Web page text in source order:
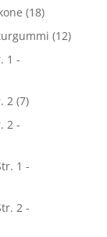
(18)
(12)
1 -
2 (7)
2 -
1 -
2 -